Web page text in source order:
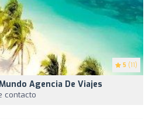
5 (11)
Agencia De Viajes
contacto